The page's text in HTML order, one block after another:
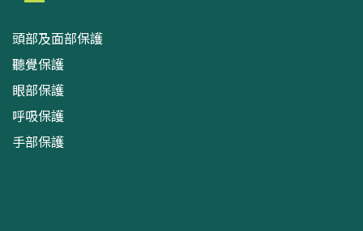
頭部及面部保護
聽覺保護
眼部保護
呼吸保護
手部保護